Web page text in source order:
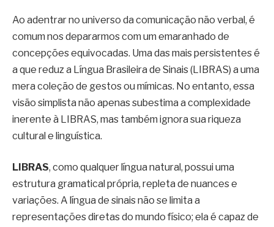
Ao adentrar no universo da comunicação não verbal, é
comum nos depararmos com um emaranhado de
concepções equivocadas. Uma das mais persistentes é
a que reduz a Língua Brasileira de Sinais (LIBRAS) a uma
mera coleção de gestos ou mímicas. No entanto, essa
visão simplista não apenas subestima a complexidade
inerente à LIBRAS, mas também ignora sua riqueza
cultural e linguística.
LIBRAS, como qualquer língua natural, possui uma
estrutura gramatical própria, repleta de nuances e
variações. A língua de sinais não se limita a
representações diretas do mundo físico; ela é capaz de